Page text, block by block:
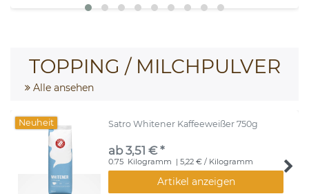
TOPPING / MILCHPULVER
Alle ansehen
Neuheit Satro Whitener Kaffeeweißer 750g
ab 3,51 € *
0.75 Kilogramm | 5,22 € / Kilogramm
Artikel anzeigen